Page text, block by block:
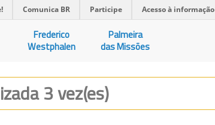
Comunica BR Participe Acesso à informação
Frederico
Westphalen
Palmeira
das Missões
3 vez(es)